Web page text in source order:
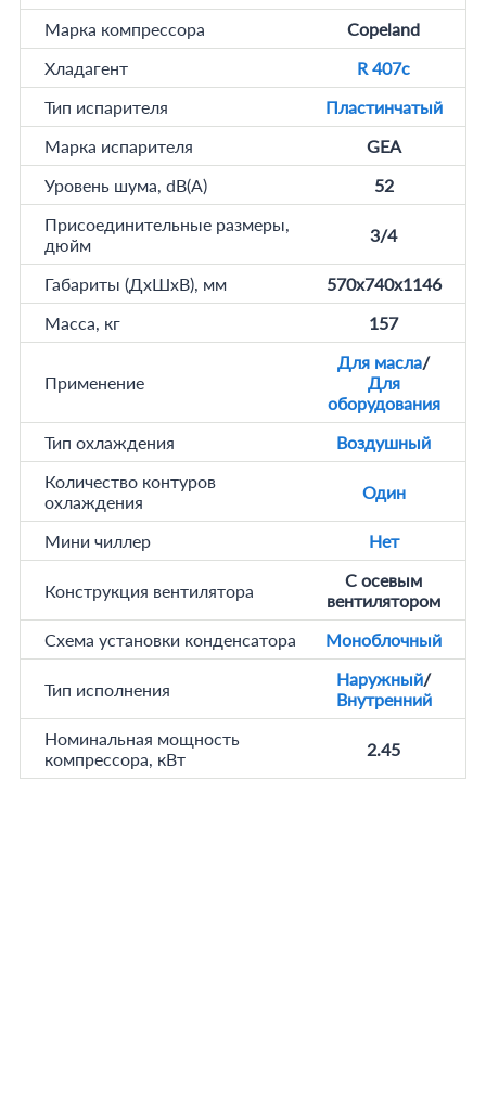
Марка компрессора
Copeland
Хладагент
R 407c
Тип испарителя
Пластинчатый
Марка испарителя
GEA
Уровень шума, dB(A)
52
Присоединительные размеры,
дюйм
3/4
Габариты (ДхШхВ), мм
570x740x1146
Масса, кг
157
Применение
Для масла/
Для
оборудования
Тип охлаждения
Воздушный
Количество контуров
охлаждения
Один
Мини чиллер Нет
Конструкция вентилятора
С осевым
вентилятором
Схема установки конденсатора
Моноблочный
Тип исполнения Наружный/
Внутренний
Номинальная мощность
компрессора, кВт
2.45